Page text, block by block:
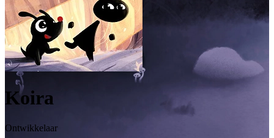
Koira
Ontwikkelaar